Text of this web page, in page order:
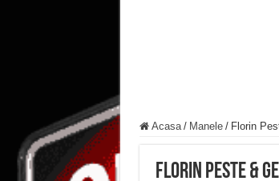
Acasa / Manele / Florin
Florin Peste &